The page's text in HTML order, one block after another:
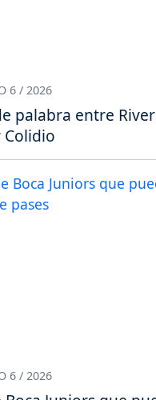
6 / 2026
palabra entre
Colidio
6 / 2026